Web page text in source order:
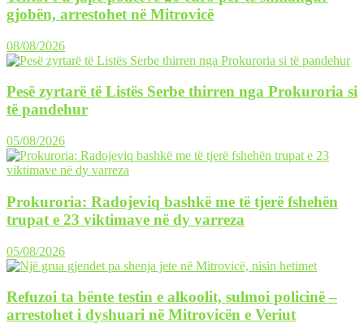
gjobën, arrestohet në Mitrovicë
08/08/2026
Pesë zyrtarë të Listës Serbe thirren nga Prokuroria si
të pandehur
05/08/2026
Prokuroria: Radojeviq bashkë me të tjerë fshehën
trupat e 23 viktimave në dy varreza
05/08/2026
Refuzoi ta bënte testin e alkoolit, sulmoi policinë –
arrestohet i dyshuari në Mitrovicën e Veriut